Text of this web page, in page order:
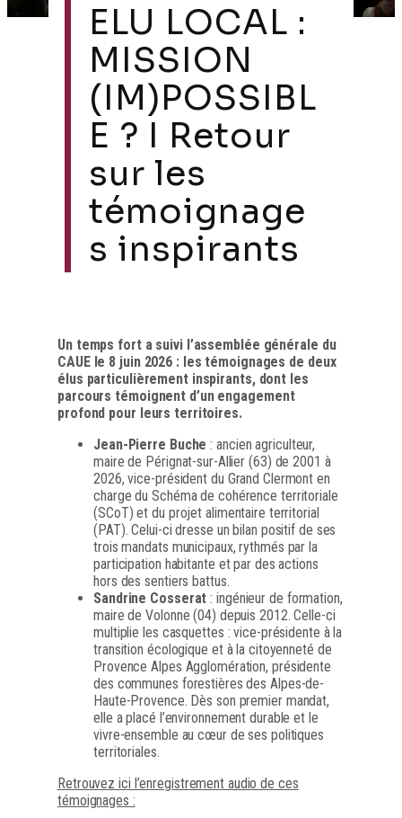
ELU LOCAL :
MISSION
(IM)POSSIBL
E ? I Retour
sur les
témoignage
s inspirants
Un temps fort a suivi l’assemblée générale du
CAUE le 8 juin 2026 : les témoignages de deux
élus particulièrement inspirants, dont les
parcours témoignent d’un engagement
profond pour leurs territoires.
Jean-Pierre Buche : ancien agriculteur,
maire de Pérignat-sur-Allier (63) de 2001 à
2026, vice-président du Grand Clermont en
charge du Schéma de cohérence territoriale
(SCoT) et du projet alimentaire territorial
(PAT). Celui-ci dresse un bilan positif de ses
trois mandats municipaux, rythmés par la
participation habitante et par des actions
hors des sentiers battus.
Sandrine Cosserat: ingénieur de formation,
maire de Volonne (04) depuis 2012. Celle-ci
multiplie les casquettes : vice-présidente à la
transition écologique et à la citoyenneté de
Provence Alpes Agglomération, présidente
des communes forestières des Alpes-de-
Haute-Provence. Dès son premier mandat,
elle a placé l’environnement durable et le
vivre-ensemble au cœur de ses politiques
territoriales.
Retrouvez ici l’enregistrement audio de ces
témoignages :